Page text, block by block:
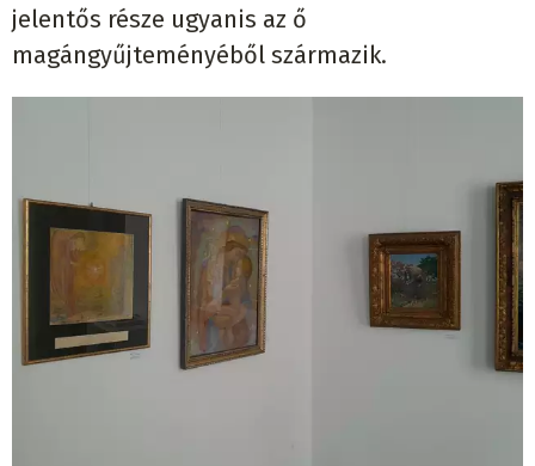
jelentős része ugyanis az ő
magángyűjteményéből származik.